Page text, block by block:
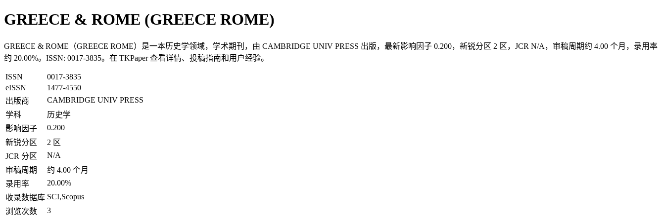
GREECE & ROME (GREECE ROME)
GREECE & ROME（GREECE ROME）是一本历史学领域，学术期刊，由 CAMBRIDGE UNIV PRESS 出版，最新影响因子 0.200，新锐分区 2 区，JCR N/A，审稿周期约 4.00 个月，录用率
约 20.00%。ISSN: 0017-3835。在 TKPaper 查看详情、投稿指南和用户经验。
ISSN
0017-3835
eISSN
1477-4550
出版商
CAMBRIDGE UNIV PRESS
学科
历史学
影响因子
0.200
新锐分区
2 区
JCR 分区
N/A
审稿周期
约 4.00 个月
录用率
20.00%
收录数据库 SCI,Scopus
浏览次数
3